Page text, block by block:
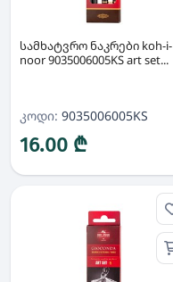
სამხატვრო ნაკრები koh-i-
noor 9035006005KS art set...
კოდი: 9035006005KS
16.00 ₾